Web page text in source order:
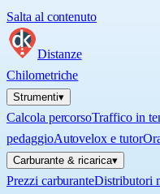
Salta al contenuto
Distanze
Chilometriche
Strumenti▾
Calcola percorsoTraffico in
pedaggioAutovelox e tutor
Carburante & ricarica▾
Prezzi carburanteDistributori